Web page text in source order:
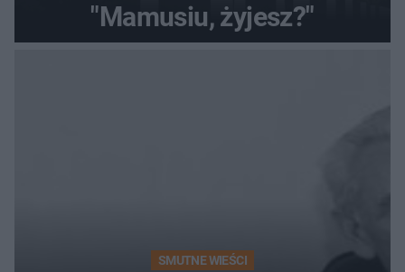
"Mamusiu, żyjesz?"
SMUTNE WIEŚCI